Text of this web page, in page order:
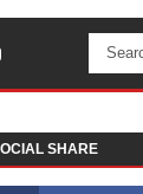
SHARE